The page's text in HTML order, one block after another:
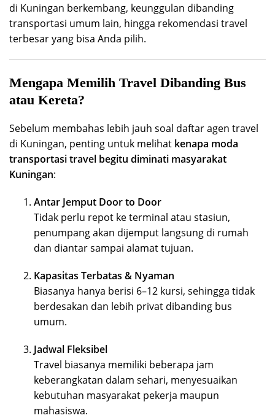
di Kuningan berkembang, keunggulan dibanding
transportasi umum lain, hingga rekomendasi travel
terbesar yang bisa Anda pilih.
Mengapa Memilih Travel Dibanding Bus
atau Kereta?
Sebelum membahas lebih jauh soal daftar agen travel
di Kuningan, penting untuk melihat kenapa moda
transportasi travel begitu diminati masyarakat
Kuningan:
Antar Jemput Door to Door
Tidak perlu repot ke terminal atau stasiun,
penumpang akan dijemput langsung di rumah
dan diantar sampai alamat tujuan.
Kapasitas Terbatas & Nyaman
Biasanya hanya berisi 6–12 kursi, sehingga tidak
berdesakan dan lebih privat dibanding bus
umum.
Jadwal Fleksibel
Travel biasanya memiliki beberapa jam
keberangkatan dalam sehari, menyesuaikan
kebutuhan masyarakat pekerja maupun
mahasiswa.